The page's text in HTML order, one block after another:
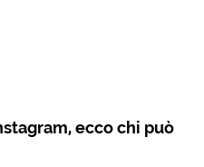
ecco chi può